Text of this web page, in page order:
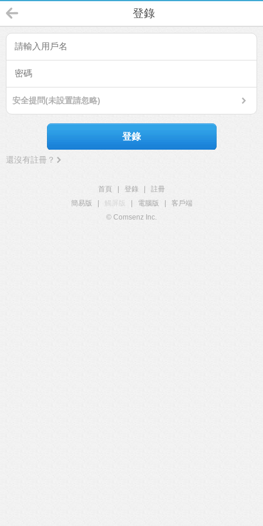
登錄
安全提問(未設置請忽略)
登錄
還沒有註冊？
首頁 登錄
註冊
簡易版
觸屏版 電腦版
客戶端
© Comsenz Inc.